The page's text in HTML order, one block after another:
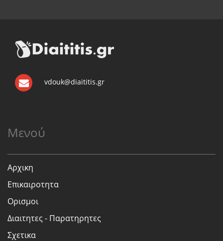
vdouk@diaititis.gr
Μενού
Αρχικη
Επικαιροτητα
Ορισμοι
Διαιτητες - Παρατηρητες
Σχετικα